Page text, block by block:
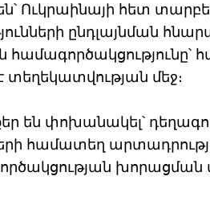
Ուկրաինայի հետ
ընդլայնման
տեղեկատվության մեջ։
են փոխանակել՝
համատեղ
խորացման